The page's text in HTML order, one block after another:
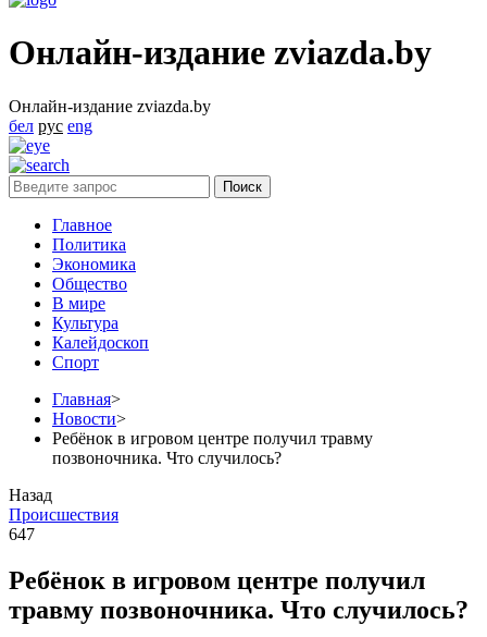
Онлайн-издание zviazda.by
Онлайн-издание zviazda.by
бел рус eng
Главное
Политика
Экономика
Общество
В мире
Культура
Калейдоскоп
Спорт
Главная>
Новости>
Ребёнок в игровом центре получил травму
позвоночника. Что случилось?
Назад
Происшествия
647
Ребёнок в игровом центре получил
травму позвоночника. Что случилось?